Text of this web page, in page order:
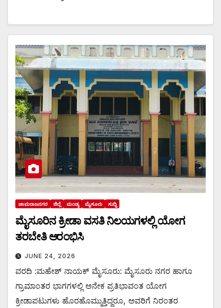
ಚಾಮರಾಜನಗರ ಜಿಲ್ಲೆ ಮಂಡ್ಯ ಮೈಸೂರು ಸುದ್ದಿ
ಮೈಸೂರಿನ ಕ್ರೀಡಾ ವಸತಿ ನಿಲಯಗಳಲ್ಲಿ ಯೋಗ
ತರಬೇತಿ ಆರಂಭಿಸಿ
JUNE 24, 2026
ವರದಿ :ಮಹೇಶ್ ನಾಯಕ್ ಮೈಸೂರು: ಮೈಸೂರು ನಗರ ಹಾಗೂ
ಗ್ರಾಮಾಂತರ ಭಾಗಗಳಲ್ಲಿ ಅನೇಕ ಪ್ರತಿಭಾವಂತ ಯೋಗ
ಕ್ರೀಡಾಪಟುಗಳು ಹೊರಹೊಮ್ಮುತ್ತಿದ್ದರೂ, ಅವರಿಗೆ ನಿರಂತರ